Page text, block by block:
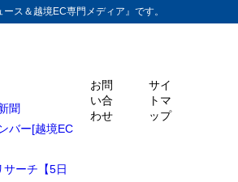
ス＆越境EC専門メディア』です。
聞
バー[越境EC
ーチ【5日
お問
い合
わせ
サイ
トマ
ップ